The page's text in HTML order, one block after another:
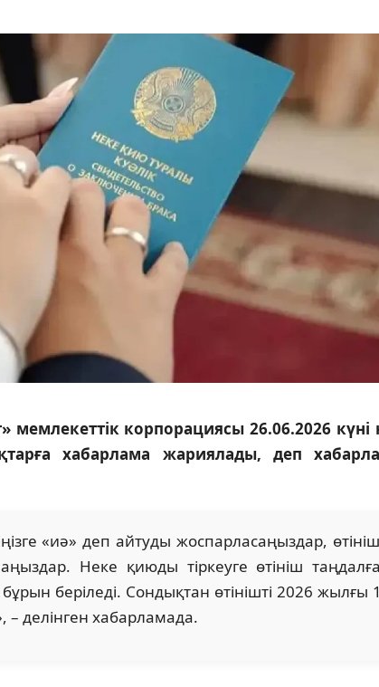
мемлекеттік корпорациясы 26.06.2026 күні
хабарлама жариялады, деп
«иә» деп айтуды жоспарласаңыздар,
Неке қиюды тіркеуге өтініш
беріледі. Сондықтан өтінішті 2026 жылғы
делінген хабарламада.